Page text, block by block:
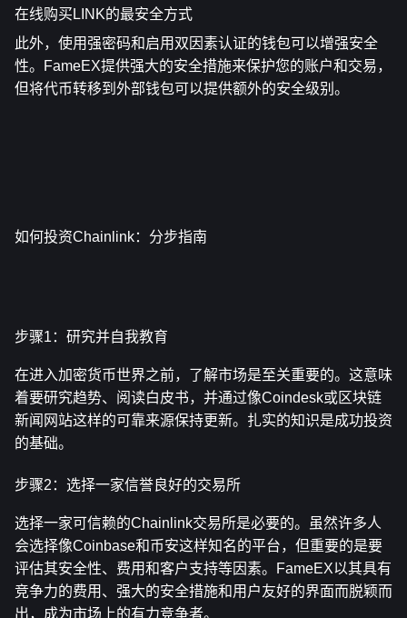
在线购买LINK的最安全方式
此外，使用强密码和启用双因素认证的钱包可以增强安全
性。FameEX提供强大的安全措施来保护您的账户和交易，
但将代币转移到外部钱包可以提供额外的安全级别。
如何投资Chainlink：分步指南
步骤1：研究并自我教育
在进入加密货币世界之前，了解市场是至关重要的。这意味
着要研究趋势、阅读白皮书，并通过像Coindesk或区块链
新闻网站这样的可靠来源保持更新。扎实的知识是成功投资
的基础。
步骤2：选择一家信誉良好的交易所
选择一家可信赖的Chainlink交易所是必要的。虽然许多人
会选择像Coinbase和币安这样知名的平台，但重要的是要
评估其安全性、费用和客户支持等因素。FameEX以其具有
竞争力的费用、强大的安全措施和用户友好的界面而脱颖而
出，成为市场上的有力竞争者。